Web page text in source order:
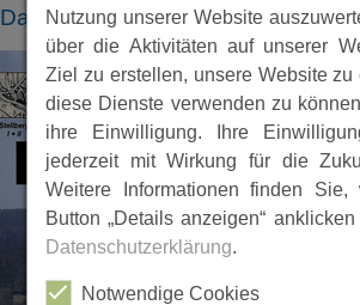
DateienNutzung unserer Website
über die Aktivitäten auf unserer
Ziel zu erstellen, unsere Website zu
diese Dienste verwenden zu
ihre Einwilligung. Ihre
jederzeit mit Wirkung für die
Weitere Informationen finden
Button „Details anzeigen“
Datenschutzerklärung.
Notwendige Cookies